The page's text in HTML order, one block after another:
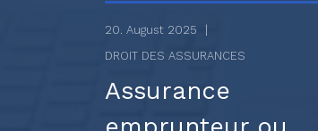
Assurance
20. August 2025
DROIT DES ASSURANCES